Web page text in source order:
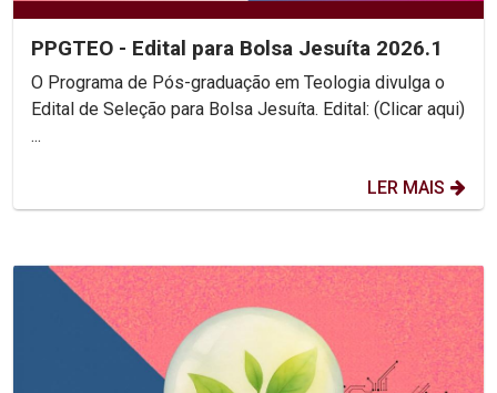
PPGTEO - Edital para Bolsa Jesuíta 2026.1
O Programa de Pós-graduação em Teologia divulga o
Edital de Seleção para Bolsa Jesuíta. Edital: (Clicar aqui)
...
LER MAIS